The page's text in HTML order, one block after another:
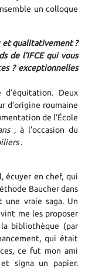
un colloque
qualitativement ?
de l’IFCE qui vous
? exceptionnelles
Deux
d’origine roumaine
de l’École
, à l’occasion du
.
écuyer en chef, qui
Baucher dans
une vraie saga. Un
me les proposer
bibliothèque (par
qui était
ce fut mon ami
signa un papier.